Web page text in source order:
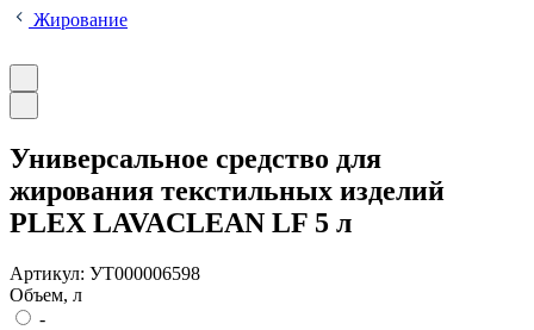
Жирование
Универсальное средство для
жирования текстильных изделий
PLEX LAVACLEAN LF 5 л
Артикул: УТ000006598
Объем, л
-